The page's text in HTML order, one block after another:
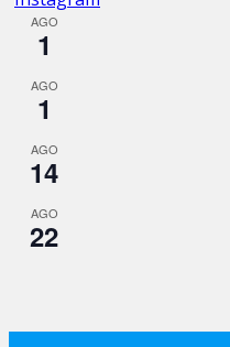
AGO
1
AGO
1
AGO
14
AGO
22